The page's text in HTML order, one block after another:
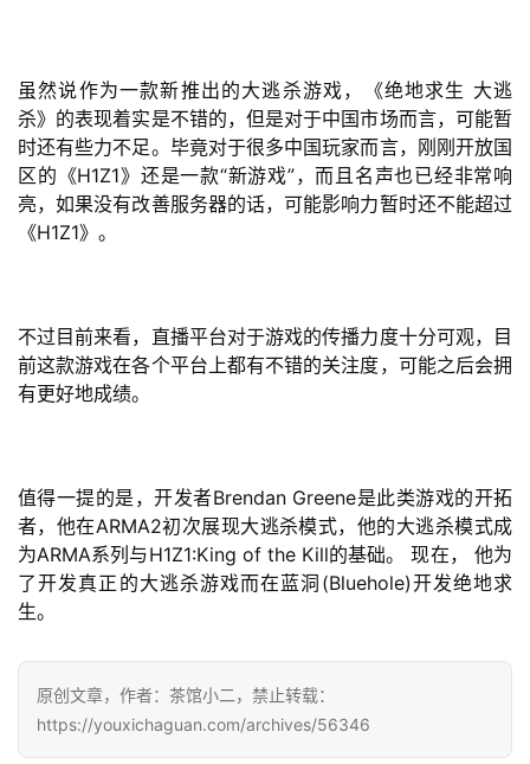
7
月
日
游
接
会
站
虽然说作为一款新推出的大逃杀游戏，《绝地求生 大逃
杀》的表现着实是不错的，但是对于中国市场而言，可能暂
时还有些力不足。毕竟对于很多中国玩家而言，刚刚开放国
区的《H1Z1》还是一款“新游戏”，而且名声也已经非常响
亮，如果没有改善服务器的话，可能影响力暂时还不能超过
《H1Z1》。
不过目前来看，直播平台对于游戏的传播力度十分可观，目
前这款游戏在各个平台上都有不错的关注度，可能之后会拥
有更好地成绩。
值得一提的是，开发者Brendan Greene是此类游戏的开拓
者，他在ARMA2初次展现大逃杀模式，他的大逃杀模式成
为ARMA系列与H1Z1:King of the Kill的基础。 现在， 他为
了开发真正的大逃杀游戏而在蓝洞(Bluehole)开发绝地求
生。
原创文章，作者：茶馆小二，禁止转载：
https://youxichaguan.com/archives/56346